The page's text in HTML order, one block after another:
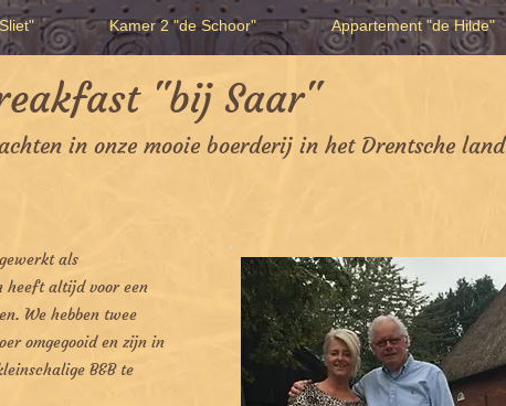
"bij Saar"
in onze mooie boerderij in het Drentsche land
Kamer 2 "de Schoor" Appartement "de Hilde"
als
heeft altijd voor een
We hebben twee
omgegooid en zijn in
B&B te